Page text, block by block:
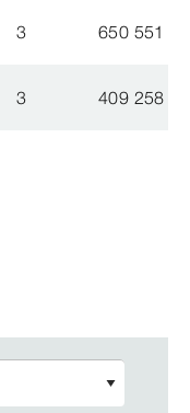
3 650 551
3 409 258